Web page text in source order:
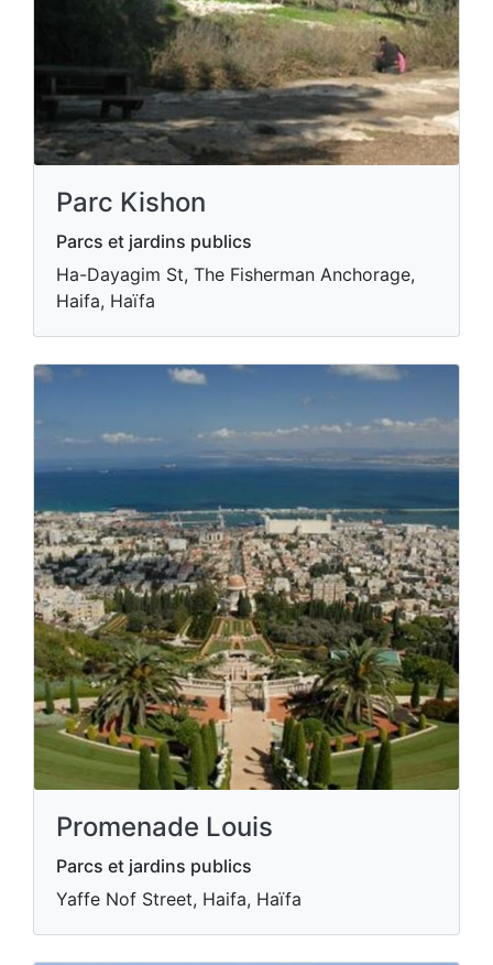
Parc Kishon
Parcs et jardins publics
Ha-Dayagim St, The Fisherman Anchorage,
Haifa, Haïfa
Promenade Louis
Parcs et jardins publics
Yaffe Nof Street, Haifa, Haïfa